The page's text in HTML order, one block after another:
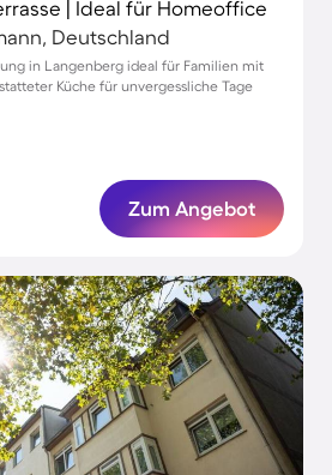
| Ideal für Homeoffice
Deutschland
in Langenberg ideal für Familien mit
Küche für unvergessliche Tage
Zum Angebot